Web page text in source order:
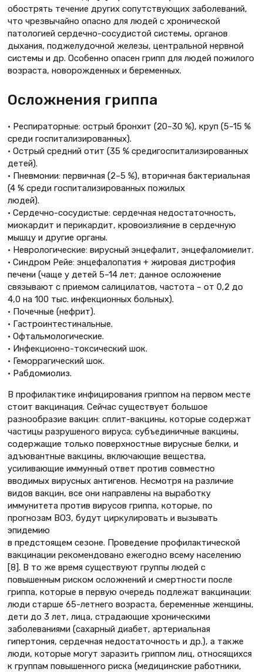
обострять течение других сопутствующих заболеваний,
что чрезвычайно опасно для людей с хронической
патологией сердечно-сосудистой системы, органов
дыхания, поджелудочной железы, центральной нервной
системы и др. Особенно опасен грипп для людей пожилого
возраста, новорожденных и беременных.
Осложнения гриппа
• Респираторные: острый бронхит (20–30 %), круп (5–15 %
среди госпитализированных).
• Острый средний отит (35 % средигоспитализированных
детей).
• Пневмонии: первичная (2–5 %), вторичная бактериальная
(4 % среди госпитализированных пожилых
людей).
• Сердечно-сосудистые: сердечная недостаточность,
миокардит и перикардит, кровоизлияние в сердечную
мышцу и другие органы.
• Неврологические: вирусный энцефалит, энцефаломиелит.
• Синдром Рейе: энцефалопатия + жировая дистрофия
печени (чаще у детей 5–14 лет; данное осложнение
связывают с приемом салицилатов, частота – от 0,2 до
4,0 на 100 тыс. инфекционных больных).
• Почечные (нефрит).
• Гастроинтестинальные.
• Офтальмологические.
• Инфекционно-токсический шок.
• Геморрагический шок.
• Рабдомиолиз.
В профилактике инфицирования гриппом на первом месте
стоит вакцинация. Сейчас существует большое
разнообразие вакцин: сплит-вакцины, которые содержат
частицы разрушеного вируса; субъединичные вакцины,
содержащие только поверхностные вирусные белки, и
адъювантные вакцины, включающие вещества,
усиливающие иммунный ответ против совместно
вводимых вирусных антигенов. Несмотря на различие
видов вакцин, все они направлены на выработку
иммунитета против вирусов гриппа, которые, по
прогнозам ВОЗ, будут циркулировать и вызывать
эпидемию
в предстоящем сезоне. Проведение профилактической
вакцинации рекомендовано ежегодно всему населению
[8]. В то же время существуют группы людей с
повышенным риском осложнений и смертности после
гриппа, которые в первую очередь подлежат вакцинации:
люди старше 65-летнего возраста, беременные женщины,
дети до 3 лет, лица, страдающие хроническими
заболеваниями (сахарный диабет, артериальная
гипертония, сердечная недостаточность и др.), а также
люди, которые могут заразить гриппом лиц, относящихся
к группам повышенного риска (медицинские работники,